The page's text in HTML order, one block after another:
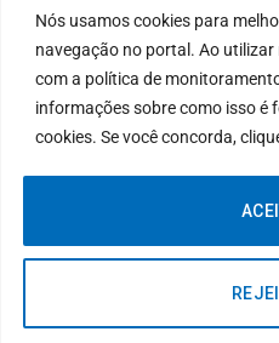
Nós usamos cookies para
navegação no portal. Ao
com a política de
informações sobre como isso é
cookies. Se você concorda,
contrato que todas as
públicaserão atendidas.
Conheça oPNTPe oRadar da
Todos os direitos reservados a
Mapa do SiteAcessar Área